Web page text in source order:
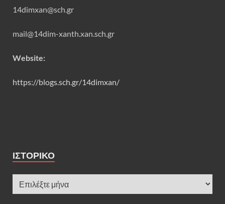
14dimxan@sch.gr
mail@14dim-xanth.xan.sch.gr
Website:
https://blogs.sch.gr/14dimxan/
ΙΣΤΟΡΙΚΌ